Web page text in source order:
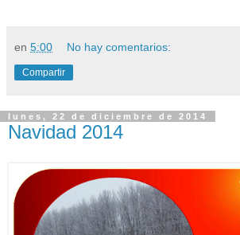
en 5:00 No hay comentarios:
Compartir
lunes, 22 de diciembre de 2014
Navidad 2014